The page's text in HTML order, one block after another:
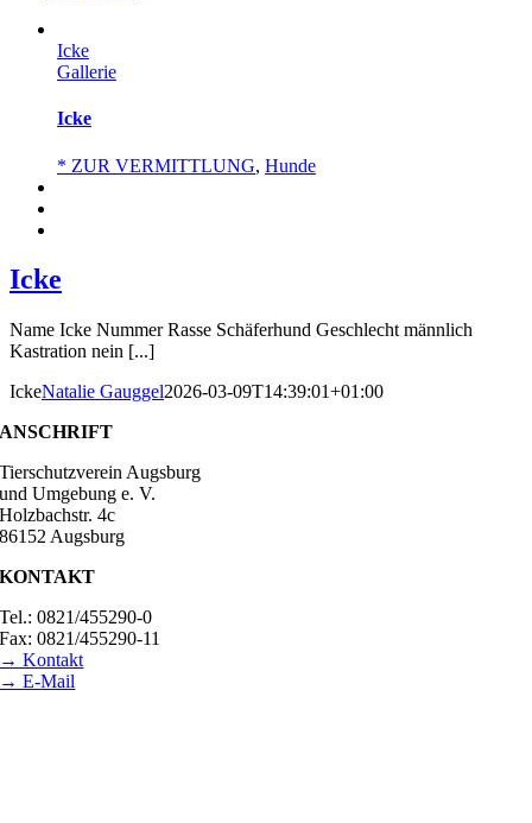
Icke
Gallerie
Icke
* ZUR VERMITTLUNG, Hunde
Icke
Name Icke Nummer Rasse Schäferhund Geschlecht männlich
Kastration nein [...]
IckeNatalie Gauggel2026-03-09T14:39:01+01:00
ANSCHRIFT
Tierschutzverein Augsburg
und Umgebung e. V.
Holzbachstr. 4c
86152 Augsburg
KONTAKT
Tel.: 0821/455290-0
Fax: 0821/455290-11
→ Kontakt
→ E-Mail